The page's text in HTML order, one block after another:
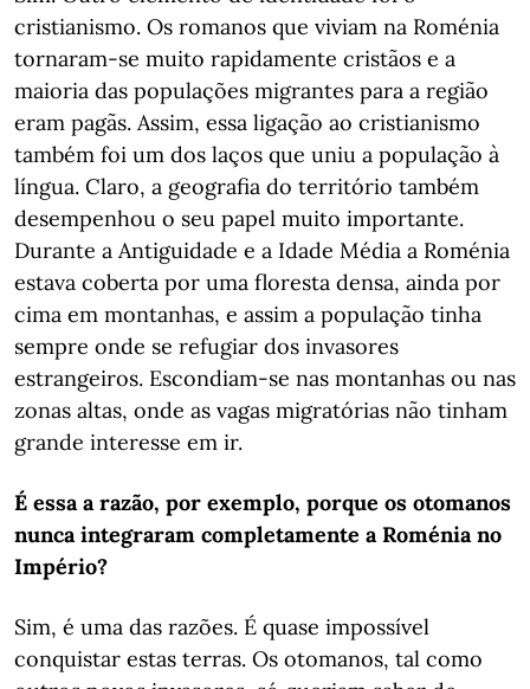
cristianismo. Os romanos que viviam na Roménia
tornaram-se muito rapidamente cristãos e a
maioria das populações migrantes para a região
eram pagãs. Assim, essa ligação ao cristianismo
também foi um dos laços que uniu a população à
língua. Claro, a geografia do território também
desempenhou o seu papel muito importante.
Durante a Antiguidade e a Idade Média a Roménia
estava coberta por uma floresta densa, ainda por
cima em montanhas, e assim a população tinha
sempre onde se refugiar dos invasores
estrangeiros. Escondiam-se nas montanhas ou nas
zonas altas, onde as vagas migratórias não tinham
grande interesse em ir.
É essa a razão, por exemplo, porque os otomanos
nunca integraram completamente a Roménia no
Império?
Sim, é uma das razões. É quase impossível
conquistar estas terras. Os otomanos, tal como